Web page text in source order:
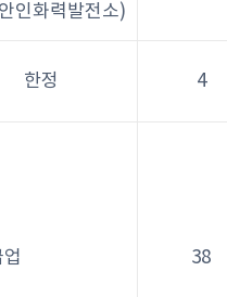
인화력발전소)
한정 4
38